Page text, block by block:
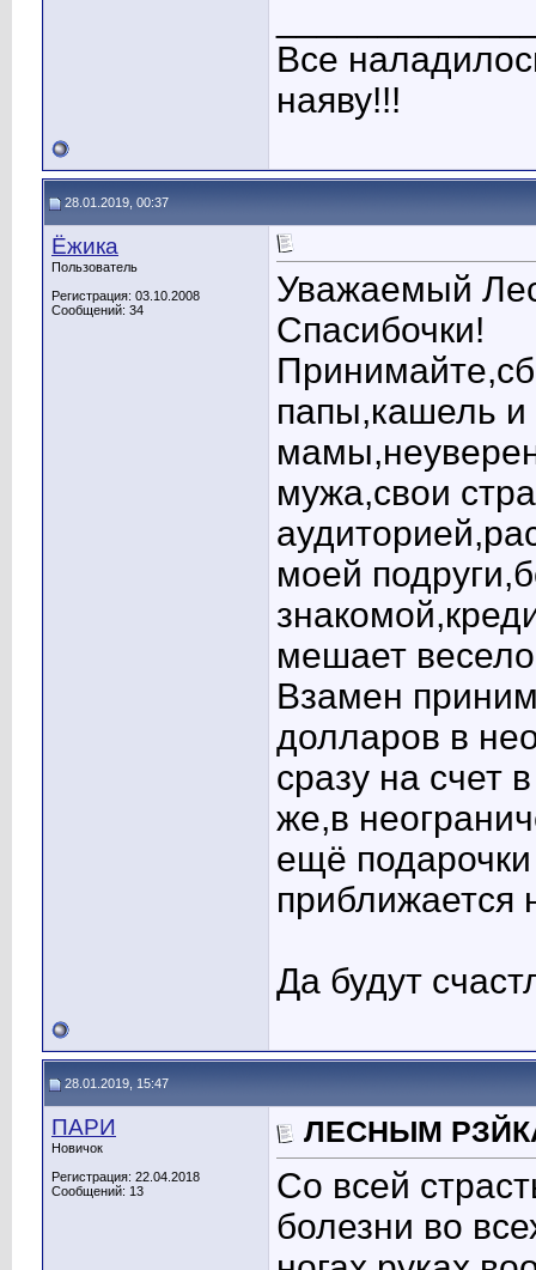
Все
наяву!!!
28.01.2019, 00:37
Ёжика
Пользователь
Регистрация: 03.10.2008
Сообщений: 34
Уважаемый
Спасибочки!
папы,кашель и
мужа,свои
моей
мешает
Взамен
долларов в
сразу на счет
же,в
ещё
приближается
Да будут
28.01.2019, 15:47
ПАРИ
Новичок
Регистрация: 22.04.2018
Сообщений: 13
ЛЕСНЫМ
Со всей
болезни во